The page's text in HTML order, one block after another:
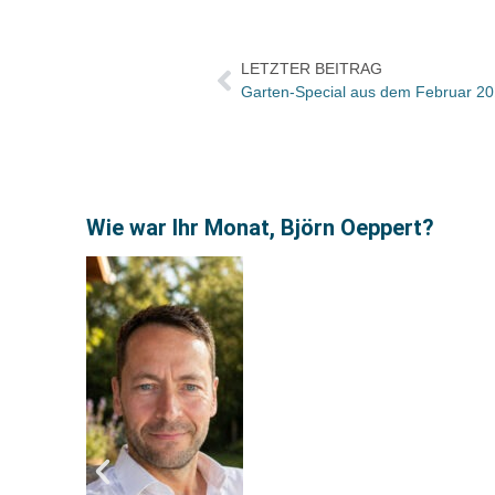
LETZTER BEITRAG
Garten-Special aus dem Februar
Wie war Ihr Monat, Björn Oeppert?